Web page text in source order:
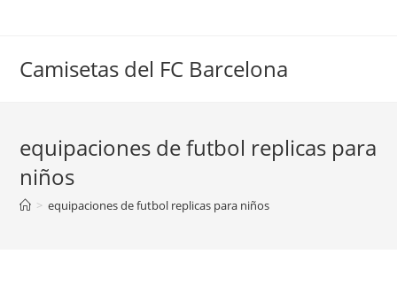
Camisetas del FC Barcelona
equipaciones de futbol replicas para
niños
> equipaciones de futbol replicas para niños